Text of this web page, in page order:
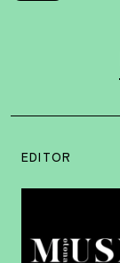
EDITOR